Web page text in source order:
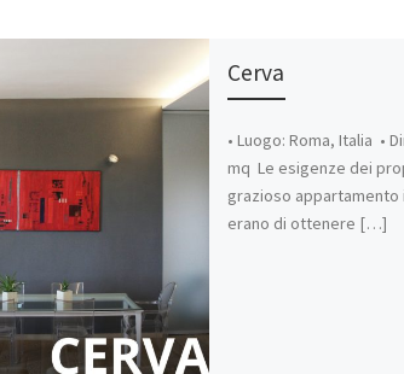
Cerva
• Luogo: Roma, Italia •
mq Le esigenze dei
grazioso appartamento
erano di ottenere […]